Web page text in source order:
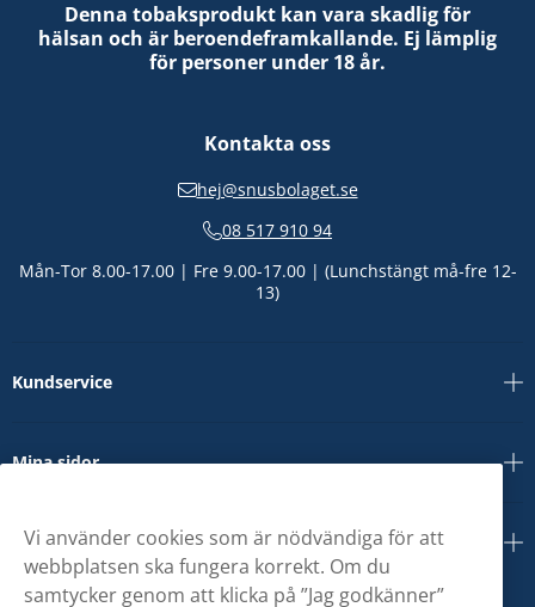
Denna tobaksprodukt kan vara skadlig för
hälsan och är beroendeframkallande. Ej lämplig
för personer under 18 år.
Kontakta oss
hej@snusbolaget.se
08 517 910 94
Mån-Tor 8.00-17.00 | Fre 9.00-17.00 | (Lunchstängt må-fre 12-
13)
Kundservice
Mina sidor
Om oss
Vi använder cookies som är nödvändiga för att
webbplatsen ska fungera korrekt. Om du
samtycker genom att klicka på ”Jag godkänner”